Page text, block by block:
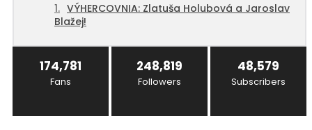
VÝHERCOVNIA: Zlatuša Holubová a Jaroslav
Blažej!
174,781
Fans
248,819
Followers
48,579
Subscribers